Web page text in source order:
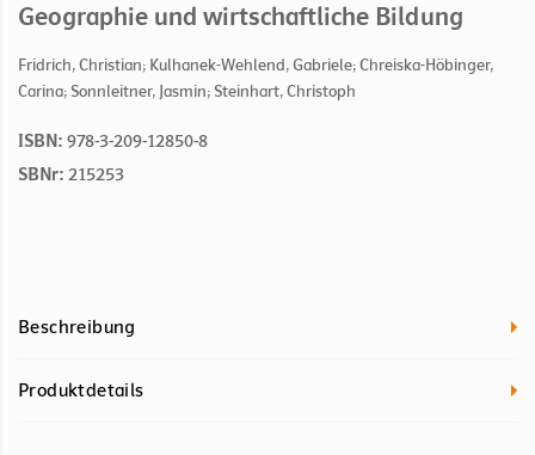
Geographie und wirtschaftliche Bildung
Fridrich, Christian; Kulhanek-Wehlend, Gabriele; Chreiska-Höbinger,
Carina; Sonnleitner, Jasmin; Steinhart, Christoph
ISBN: 978-3-209-12850-8
SBNr: 215253
Beschreibung
Produktdetails